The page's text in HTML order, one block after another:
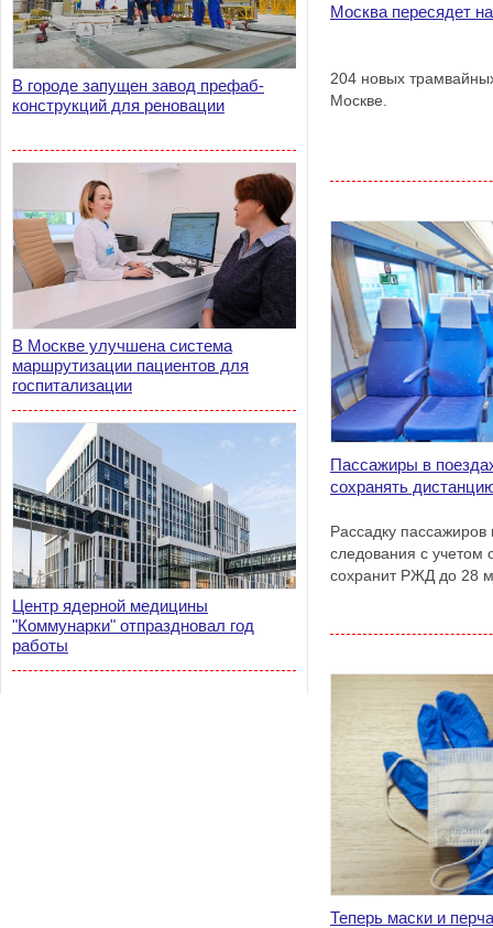
В городе запущен завод префаб-
конструкций для реновации
В Москве улучшена система
маршрутизации пациентов для
госпитализации
Центр ядерной медицины
"Коммунарки" отпраздновал год
работы
Москва пересядет
204 новых
Москве.
Пассажиры в
сохранять
Рассадку пассажиров
следования с учетом
сохранит РЖД до 28
Теперь маски и